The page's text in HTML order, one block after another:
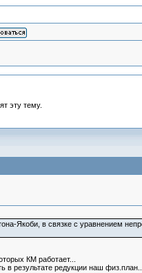
эту тему.
Якоби, в связке с уравнением
КМ работает...
результате редукции наш физ.план...